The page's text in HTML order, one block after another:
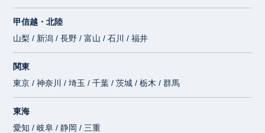
甲信越・北陸
山梨 / 新潟 / 長野 / 富山 / 石川 / 福井
関東
東京 / 神奈川 / 埼玉 / 千葉 / 茨城 / 栃木 / 群馬
東海
愛知 / 岐阜 / 静岡 / 三重